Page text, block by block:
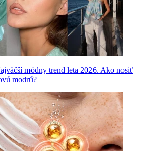
módny trend leta 2026. Ako nosiť
modrú?